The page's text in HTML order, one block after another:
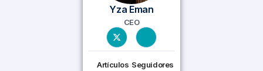
Yza Eman
CEO
Artículos Seguidores